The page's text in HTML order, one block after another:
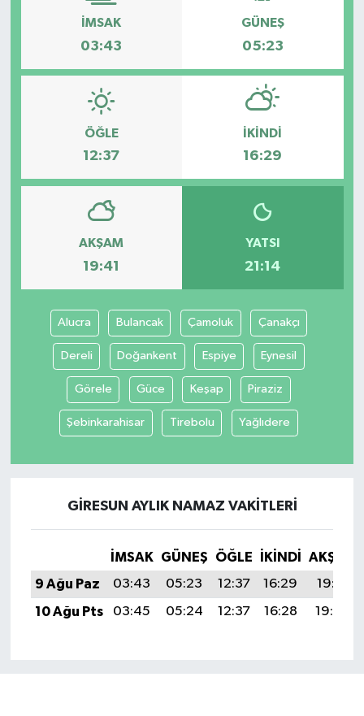
İMSAK
03:43
GÜNEŞ
05:23
ÖĞLE
12:37
İKINDI
16:29
AKŞAM
19:41
YATSI
21:14
Alucra Bulancak Çamoluk Çanakçı
Dereli Doğankent Espiye Eynesil
Görele Güce Keşap Piraziz
Şebinkarahisar Tirebolu Yağlıdere
GIRESUN AYLIK NAMAZ VAKITLERI
İMSAK GÜNEŞ ÖĞLE İKINDI
AKŞAM
9 Ağu Paz
03:43 05:23 12:37 16:29
19:41
10 Ağu Pts
03:45 05:24 12:37 16:28 19:40